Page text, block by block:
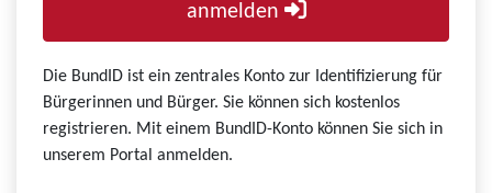
anmelden
Die BundID ist ein zentrales Konto zur Identifizierung für
Bürgerinnen und Bürger. Sie können sich kostenlos
registrieren. Mit einem BundID-Konto können Sie sich in
unserem Portal anmelden.